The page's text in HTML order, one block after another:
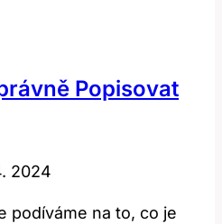
Popisovat
2024
podíváme na to, co je